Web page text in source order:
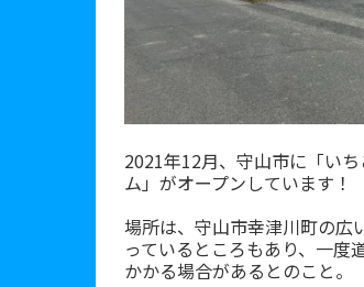
2021年12月、守山市に「い
ム」がオープンしています！
場所は、守山市幸津川町の広
っているところもあり、一度
かかる場合があるとのこと。